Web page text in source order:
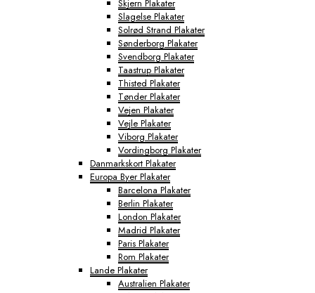
Skjern Plakater
Slagelse Plakater
Solrød Strand Plakater
Sønderborg Plakater
Svendborg Plakater
Taastrup Plakater
Thisted Plakater
Tønder Plakater
Vejen Plakater
Vejle Plakater
Viborg Plakater
Vordingborg Plakater
Danmarkskort Plakater
Europa Byer Plakater
Barcelona Plakater
Berlin Plakater
London Plakater
Madrid Plakater
Paris Plakater
Rom Plakater
Lande Plakater
Australien Plakater